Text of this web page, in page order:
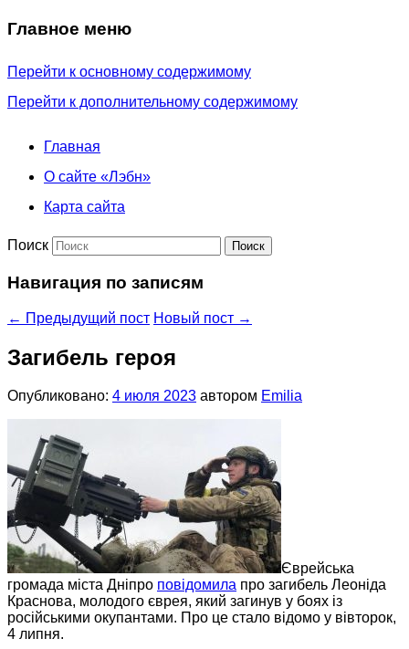
Главное меню
Перейти к основному содержимому
Перейти к дополнительному содержимому
Главная
О сайте «Лэбн»
Карта сайта
Поиск
Навигация по записям
← Предыдущий пост Новый пост →
Загибель героя
Опубликовано: 4 июля 2023 автором Emilia
Єврейська
громада міста Дніпро повідомила про загибель Леоніда
Краснова, молодого єврея, який загинув у боях із
російськими окупантами. Про це стало відомо у вівторок,
4 липня.